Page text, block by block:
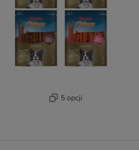
5 opcji